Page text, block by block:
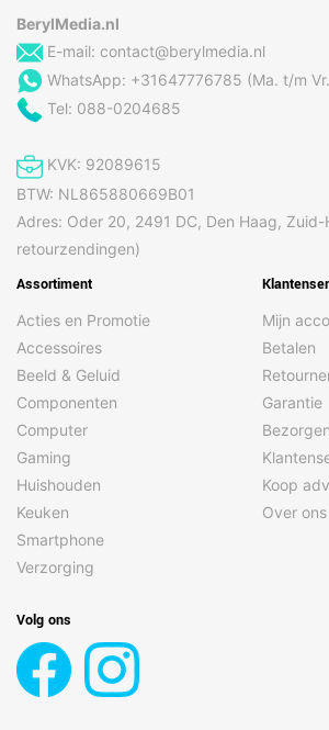
BerylMedia.nl
E-mail: contact@berylmedia.nl
WhatsApp: +31647776785 (Ma. t/m
Tel: 088-0204685
KVK: 92089615
BTW: NL865880669B01
Adres: Oder 20, 2491 DC, Den Haag,
retourzendingen)
Assortiment
Acties en Promotie
Accessoires
Beeld & Geluid
Componenten
Computer
Gaming
Huishouden
Keuken
Smartphone
Verzorging
Mijn
Betalen
Garantie
Bezorgen
Koop
Over ons
Volg ons